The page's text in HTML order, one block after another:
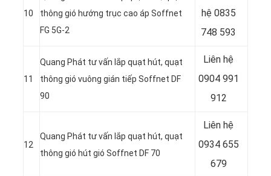
10
thông gió hướng trục cao áp Soffnet
FG 5G-2
hệ 0835
748 593
11
Quang Phát tư vấn lắp quạt hút, quạt
thông gió vuông gián tiếp Soffnet DF
90
Liên hệ
0904 991
912
12
Quang Phát tư vấn lắp quạt hút, quạt
thông gió hút gió Soffnet DF 70
Liên hệ
0934 655
679